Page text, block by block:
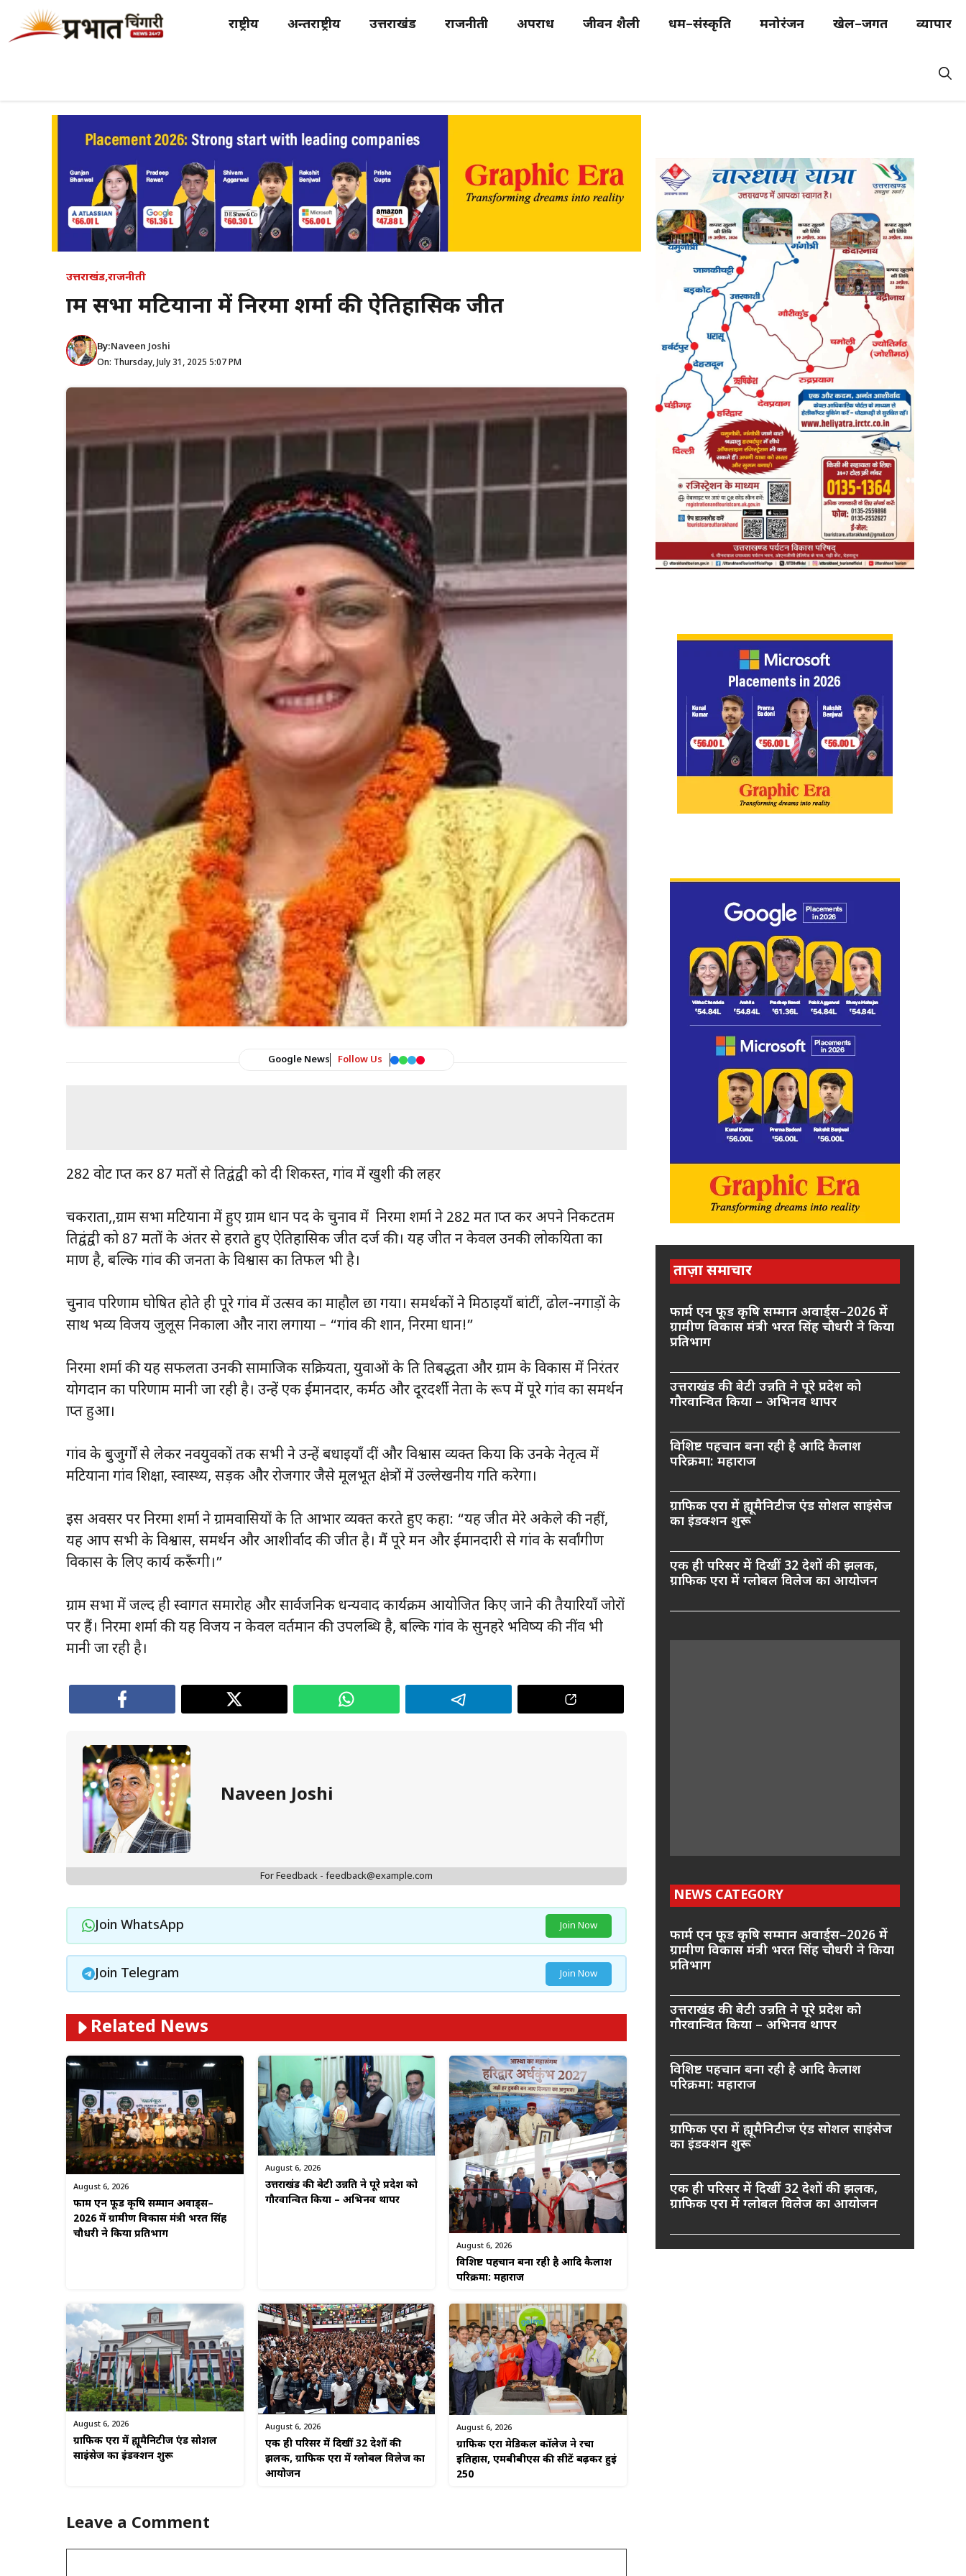
राष्ट्रीय अन्तर्राष्ट्रीय उत्तराखंड राजनीती अपराध जीवन शैली धर्म–संस्कृति मनोरंजन खेल–जगत व्यापार
उत्तराखंड,राजनीती
ग्राम सभा मटियाना में निरमा शर्मा की ऐतिहासिक जीत
By:Naveen Joshi
On: Thursday, July 31, 2025 5:07 PM
Google News Follow Us
282 वोट प्राप्त कर 87 मतों से प्रतिद्वंद्वी को दी शिकस्त, गांव में खुशी की लहर
चकराता,,ग्राम सभा मटियाना में हुए ग्राम प्रधान पद के चुनाव में निरमा शर्मा ने 282 मत प्राप्त कर अपने निकटतम
प्रतिद्वंद्वी को 87 मतों के अंतर से हराते हुए ऐतिहासिक जीत दर्ज की। यह जीत न केवल उनकी लोकप्रियता का
प्रमाण है, बल्कि गांव की जनता के विश्वास का प्रतिफल भी है।
चुनाव परिणाम घोषित होते ही पूरे गांव में उत्सव का माहौल छा गया। समर्थकों ने मिठाइयाँ बांटीं, ढोल-नगाड़ों के
साथ भव्य विजय जुलूस निकाला और नारा लगाया – “गांव की शान, निरमा प्रधान!”
निरमा शर्मा की यह सफलता उनकी सामाजिक सक्रियता, युवाओं के प्रति प्रतिबद्धता और ग्राम के विकास में निरंतर
योगदान का परिणाम मानी जा रही है। उन्हें एक ईमानदार, कर्मठ और दूरदर्शी नेता के रूप में पूरे गांव का समर्थन
प्राप्त हुआ।
गांव के बुजुर्गों से लेकर नवयुवकों तक सभी ने उन्हें बधाइयाँ दीं और विश्वास व्यक्त किया कि उनके नेतृत्व में
मटियाना गांव शिक्षा, स्वास्थ्य, सड़क और रोजगार जैसे मूलभूत क्षेत्रों में उल्लेखनीय प्रगति करेगा।
इस अवसर पर निरमा शर्मा ने ग्रामवासियों के प्रति आभार व्यक्त करते हुए कहा: “यह जीत मेरे अकेले की नहीं,
यह आप सभी के विश्वास, समर्थन और आशीर्वाद की जीत है। मैं पूरे मन और ईमानदारी से गांव के सर्वांगीण
विकास के लिए कार्य करूँगी।”
ग्राम सभा में जल्द ही स्वागत समारोह और सार्वजनिक धन्यवाद कार्यक्रम आयोजित किए जाने की तैयारियाँ जोरों
पर हैं। निरमा शर्मा की यह विजय न केवल वर्तमान की उपलब्धि है, बल्कि गांव के सुनहरे भविष्य की नींव भी
मानी जा रही है।
Naveen Joshi
For Feedback - feedback@example.com
Join WhatsApp Join Now
Join Telegram Join Now
Related News
August 6, 2026
फार्म एन फूड कृषि सम्मान अवार्ड्स–
2026 में ग्रामीण विकास मंत्री भरत सिंह
चौधरी ने किया प्रतिभाग
August 6, 2026
उत्तराखंड की बेटी उन्नति ने पूरे प्रदेश को
गौरवान्वित किया – अभिनव थापर
August 6, 2026
विशिष्ट पहचान बना रही है आदि कैलाश
परिक्रमा: महाराज
August 6, 2026
ग्राफिक एरा में ह्यूमैनिटीज एंड सोशल
साइंसेज का इंडक्शन शुरू
August 6, 2026
एक ही परिसर में दिखीं 32 देशों की
झलक, ग्राफिक एरा में ग्लोबल विलेज का
आयोजन
August 6, 2026
ग्राफिक एरा मेडिकल कॉलेज ने रचा
इतिहास, एमबीबीएस की सीटें बढ़कर हुईं
250
Leave a Comment
ताज़ा समाचार
फार्म एन फूड कृषि सम्मान अवार्ड्स–2026 में
ग्रामीण विकास मंत्री भरत सिंह चौधरी ने किया
प्रतिभाग
उत्तराखंड की बेटी उन्नति ने पूरे प्रदेश को
गौरवान्वित किया – अभिनव थापर
विशिष्ट पहचान बना रही है आदि कैलाश
परिक्रमा: महाराज
ग्राफिक एरा में ह्यूमैनिटीज एंड सोशल साइंसेज
का इंडक्शन शुरू
एक ही परिसर में दिखीं 32 देशों की झलक,
ग्राफिक एरा में ग्लोबल विलेज का आयोजन
NEWS CATEGORY
फार्म एन फूड कृषि सम्मान अवार्ड्स–2026 में
ग्रामीण विकास मंत्री भरत सिंह चौधरी ने किया
प्रतिभाग
उत्तराखंड की बेटी उन्नति ने पूरे प्रदेश को
गौरवान्वित किया – अभिनव थापर
विशिष्ट पहचान बना रही है आदि कैलाश
परिक्रमा: महाराज
ग्राफिक एरा में ह्यूमैनिटीज एंड सोशल साइंसेज
का इंडक्शन शुरू
एक ही परिसर में दिखीं 32 देशों की झलक,
ग्राफिक एरा में ग्लोबल विलेज का आयोजन